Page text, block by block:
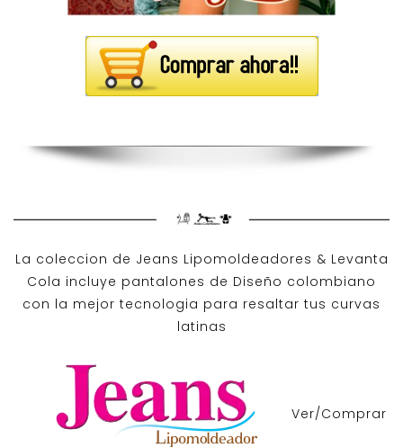
La coleccion de Jeans Lipomoldeadores & Levanta
Cola incluye pantalones de Diseño colombiano
con la mejor tecnologia para resaltar tus curvas
latinas
Ver/Comprar